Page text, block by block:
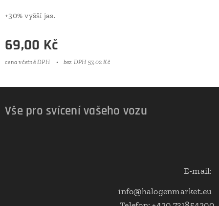
+30% vyšší jas.
69,00 Kč
cena včetně DPH bez DPH 57,02 Kč
Vše pro svícení vašeho vozu
E-mail:
info@halogenmarket.eu